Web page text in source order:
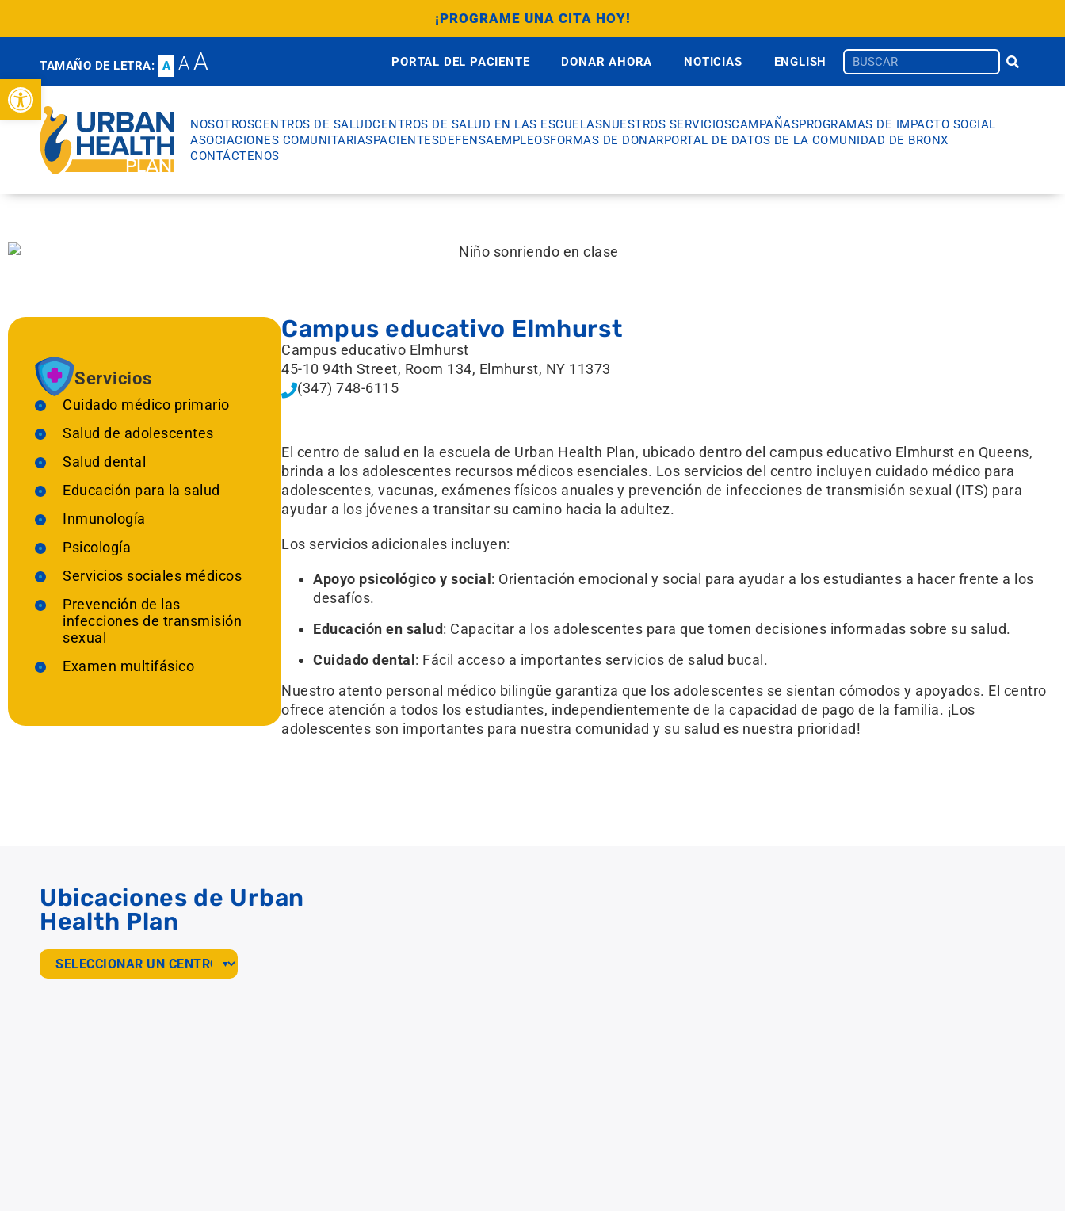
Abrir barra de herramientas
¡PROGRAME UNA CITA HOY!
TAMAÑO DE LETRA: A AA PORTAL DEL PACIENTE DONAR AHORA NOTICIAS ENGLISH
NOSOTROSCENTROS DE SALUDCENTROS DE SALUD EN LAS ESCUELASNUESTROS SERVICIOSCAMPAÑASPROGRAMAS DE IMPACTO SOCIAL
ASOCIACIONES COMUNITARIASPACIENTESDEFENSAEMPLEOSFORMAS DE DONARPORTAL DE DATOS DE LA COMUNIDAD DE BRONX
CONTÁCTENOS
Servicios
Cuidado médico primario
Salud de adolescentes
Salud dental
Educación para la salud
Inmunología
Psicología
Servicios sociales médicos
Prevención de las
infecciones de transmisión
sexual
Examen multifásico
Campus educativo Elmhurst
Campus educativo Elmhurst
45-10 94th Street, Room 134, Elmhurst, NY 11373
(347) 748-6115
El centro de salud en la escuela de Urban Health Plan, ubicado dentro del campus educativo Elmhurst en Queens,
brinda a los adolescentes recursos médicos esenciales. Los servicios del centro incluyen cuidado médico para
adolescentes, vacunas, exámenes físicos anuales y prevención de infecciones de transmisión sexual (ITS) para
ayudar a los jóvenes a transitar su camino hacia la adultez.
Los servicios adicionales incluyen:
Apoyo psicológico y social : Orientación emocional y social para ayudar a los estudiantes a hacer frente a los
desafíos.
Educación en salud: Capacitar a los adolescentes para que tomen decisiones informadas sobre su salud.
Cuidado dental : Fácil acceso a importantes servicios de salud bucal.
Nuestro atento personal médico bilingüe garantiza que los adolescentes se sientan cómodos y apoyados. El centro
ofrece atención a todos los estudiantes, independientemente de la capacidad de pago de la familia. ¡Los
adolescentes son importantes para nuestra comunidad y su salud es nuestra prioridad!
Ubicaciones de Urban
Health Plan